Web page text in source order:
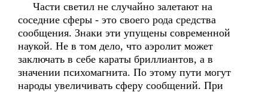
Части светил не случайно залетают на
соседние сферы - это своего рода средства
сообщения. Знаки эти упущены современной
наукой. Не в том дело, что аэролит может
заключать в себе караты бриллиантов, а в
значении психомагнита. По этому пути могут
народы увеличивать сферу сообщений. При